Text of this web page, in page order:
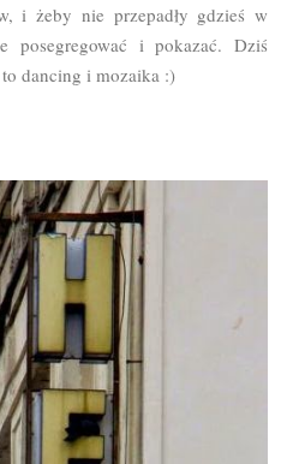
i żeby nie przepadły gdzieś w
posegregować i pokazać. Dziś
dancing i mozaika :)